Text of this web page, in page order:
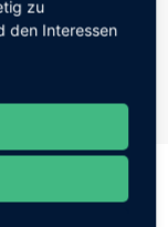
zu
den Interessen